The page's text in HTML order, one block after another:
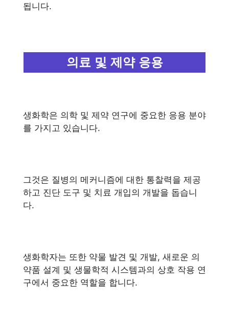
됩니다.
의료 및 제약 응용
생화학은 의학 및 제약 연구에 중요한 응용 분야
를 가지고 있습니다.
그것은 질병의 메커니즘에 대한 통찰력을 제공
하고 진단 도구 및 치료 개입의 개발을 돕습니
다.
생화학자는 또한 약물 발견 및 개발, 새로운 의
약품 설계 및 생물학적 시스템과의 상호 작용 연
구에서 중요한 역할을 합니다.